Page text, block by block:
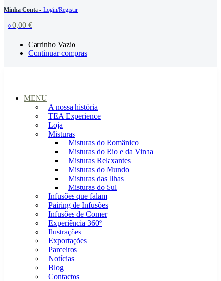
Minha Conta - Login/Registar
0 0,00 €
Carrinho Vazio
Continuar compras
MENU
A nossa história
TEA Experience
Loja
Misturas
Misturas do Românico
Misturas do Rio e da Vinha
Misturas Relaxantes
Misturas do Mundo
Misturas das Ilhas
Misturas do Sul
Infusões que falam
Pairing de Infusões
Infusões de Comer
Experiência 360º
Ilustrações
Exportações
Parceiros
Notícias
Blog
Contactos